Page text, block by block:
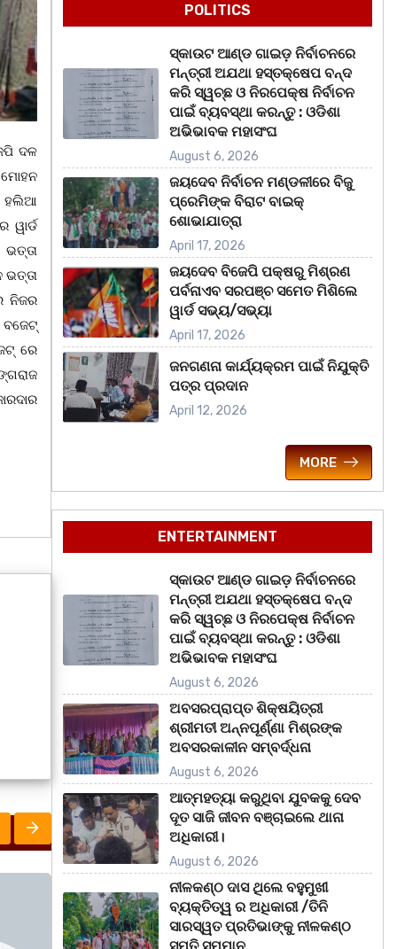
ଦଳ
ହଲିଆ
ୱାର୍ଡ
ଭତ୍ତା
ନିଜର
ବଜେଟ୍
ରେ
ଅପରାଧ ରାଜ୍ୟ ମହାନଗର
POLITICS
ସ୍କାଉଟ ଆଣ୍ଡ ଗାଇଡ଼ ନିର୍ବାଚନରେ
ମନ୍ତ୍ରୀ ଅଯଥା ହସ୍ତକ୍ଷେପ ବନ୍ଦ
କରି ସ୍ୱଚ୍ଛ ଓ ନିରପେକ୍ଷ ନିର୍ବାଚନ
ପାଇଁ ବ୍ୟବସ୍ଥା କରନ୍ତୁ : ଓଡିଶା
ଅଭିଭାବକ ମହାସଂଘ
August 6, 2026
ଜୟଦେବ ନିର୍ବାଚନ ମଣ୍ଡଳୀରେ ବିଜୁ
ପ୍ରେମିଙ୍କ ବିରାଟ ବାଇକ୍
ଶୋଭାଯାତ୍ରା
April 17, 2026
ଜୟଦେବ ବିଜେପି ପକ୍ଷରୁ ମିଶ୍ରଣ
ପର୍ବନାଏବ ସରପଞ୍ଚ ସମେତ ମିଶିଲେ
ୱାର୍ଡ ସଭ୍ୟ/ସଭ୍ୟା
April 17, 2026
ଜନଗଣନା କାର୍ଯ୍ୟକ୍ରମ ପାଇଁ ନିଯୁକ୍ତି
ପତ୍ର ପ୍ରଦାନ
April 12, 2026
MORE
ENTERTAINMENT
ସ୍କାଉଟ ଆଣ୍ଡ ଗାଇଡ଼ ନିର୍ବାଚନରେ
ମନ୍ତ୍ରୀ ଅଯଥା ହସ୍ତକ୍ଷେପ ବନ୍ଦ
କରି ସ୍ୱଚ୍ଛ ଓ ନିରପେକ୍ଷ ନିର୍ବାଚନ
ପାଇଁ ବ୍ୟବସ୍ଥା କରନ୍ତୁ : ଓଡିଶା
ଅଭିଭାବକ ମହାସଂଘ
August 6, 2026
ଅବସରପ୍ରାପ୍ତ ଶିକ୍ଷୟିତ୍ରୀ
ଶ୍ରୀମତୀ ଅନ୍ନପୂର୍ଣ୍ଣା ମିଶ୍ରଙ୍କ
ଅବସରକାଳୀନ ସମ୍ବର୍ଦ୍ଧନା
August 6, 2026
ଆତ୍ମହତ୍ୟା କରୁଥିବା ଯୁବକକୁ ଦେବ
ଦୂତ ସାଜି ଜୀବନ ବଞ୍ଚାଇଲେ ଥାନା
ଅଧିକାରୀ।
August 6, 2026
ନୀଳକଣ୍ଠ ଦାସ ଥିଲେ ବହୁମୁଖୀ
ବ୍ୟକ୍ତିତ୍ୱ ର ଅଧିକାରୀ /ତିନି
ସାରସ୍ୱତ ପ୍ରତିଭାଙ୍କୁ ନୀଳକଣ୍ଠ